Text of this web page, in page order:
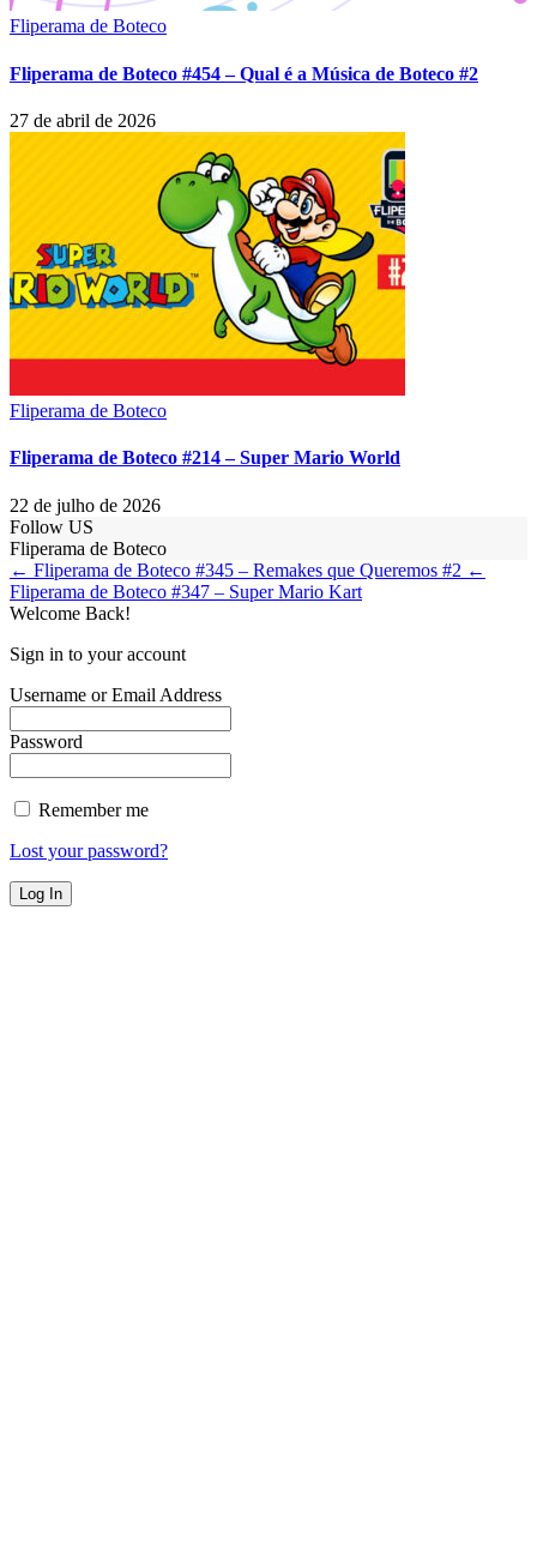
Fliperama de Boteco
Fliperama de Boteco #454 – Qual é a Música de Boteco #2
27 de abril de 2026
Fliperama de Boteco
Fliperama de Boteco #214 – Super Mario World
22 de julho de 2026
Follow US
Fliperama de Boteco
← Fliperama de Boteco #345 – Remakes que Queremos #2 ←
Fliperama de Boteco #347 – Super Mario Kart
Welcome Back!
Sign in to your account
Username or Email Address
Password
Remember me
Lost your password?